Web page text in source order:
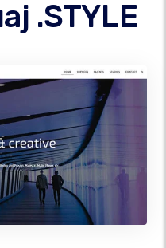
.STYLE